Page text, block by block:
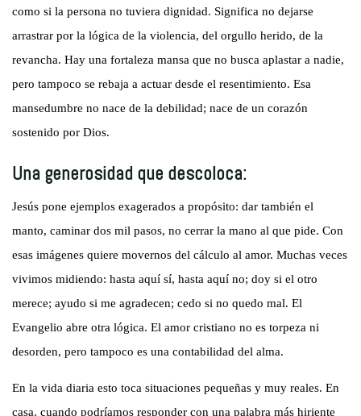
como si la persona no tuviera dignidad. Significa no dejarse
arrastrar por la lógica de la violencia, del orgullo herido, de la
revancha. Hay una fortaleza mansa que no busca aplastar a nadie,
pero tampoco se rebaja a actuar desde el resentimiento. Esa
mansedumbre no nace de la debilidad; nace de un corazón
sostenido por Dios.
Una generosidad que descoloca:
Jesús pone ejemplos exagerados a propósito: dar también el
manto, caminar dos mil pasos, no cerrar la mano al que pide. Con
esas imágenes quiere movernos del cálculo al amor. Muchas veces
vivimos midiendo: hasta aquí sí, hasta aquí no; doy si el otro
merece; ayudo si me agradecen; cedo si no quedo mal. El
Evangelio abre otra lógica. El amor cristiano no es torpeza ni
desorden, pero tampoco es una contabilidad del alma.
En la vida diaria esto toca situaciones pequeñas y muy reales. En
casa, cuando podríamos responder con una palabra más hiriente